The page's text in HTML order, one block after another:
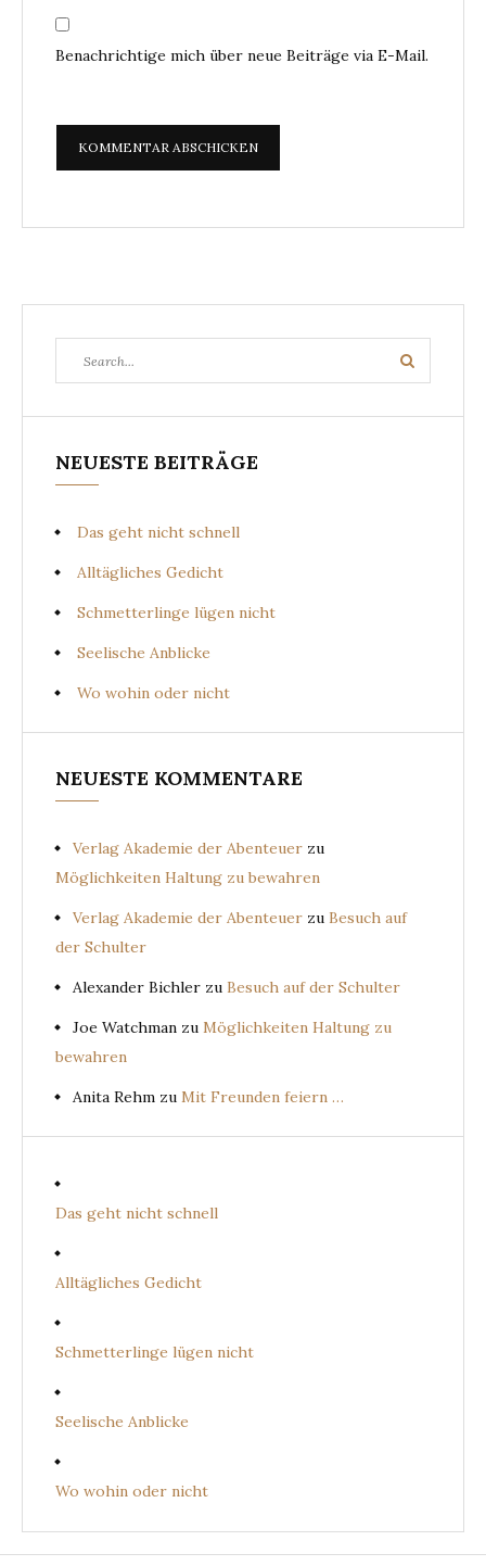
Benachrichtige mich über neue Beiträge via E-Mail.
for:
Search
NEUESTE BEITRÄGE
Das geht nicht schnell
Alltägliches Gedicht
Schmetterlinge lügen nicht
Seelische Anblicke
Wo wohin oder nicht
NEUESTE KOMMENTARE
Verlag Akademie der Abenteuer zu
Möglichkeiten Haltung zu bewahren
Verlag Akademie der Abenteuer zu Besuch auf
der Schulter
Alexander Bichler zu Besuch auf der Schulter
Joe Watchman zu Möglichkeiten Haltung zu
bewahren
Anita Rehm zu Mit Freunden feiern …
Das geht nicht schnell
Alltägliches Gedicht
Schmetterlinge lügen nicht
Seelische Anblicke
Wo wohin oder nicht